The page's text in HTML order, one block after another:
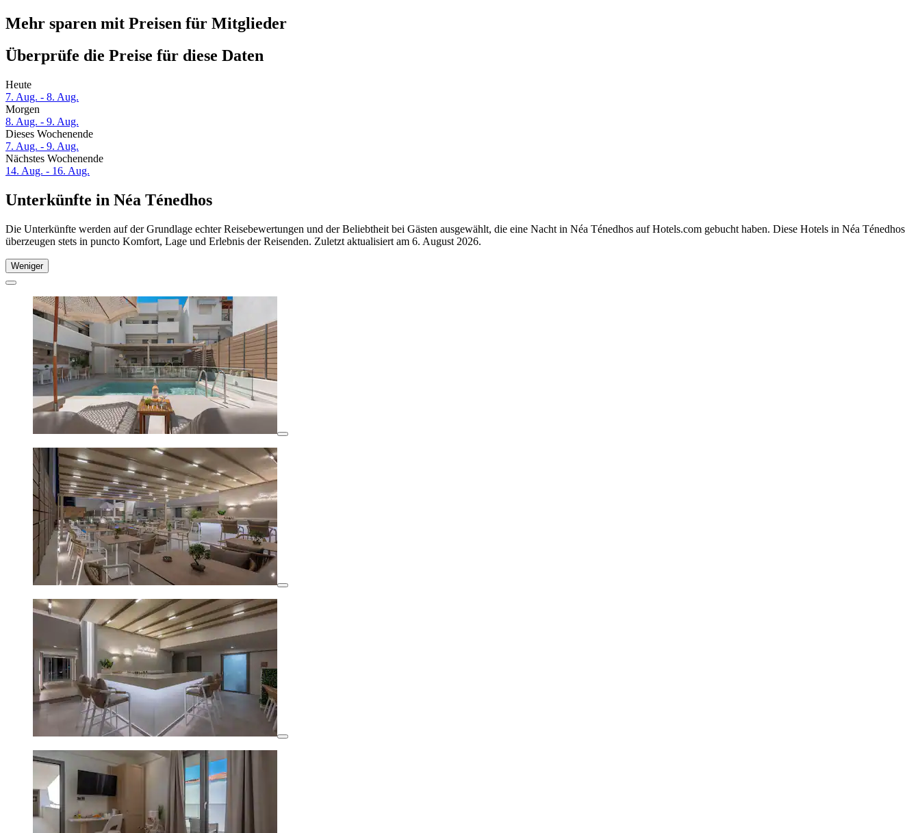
Mehr sparen mit Preisen für Mitglieder
Überprüfe die Preise für diese Daten
Heute
7. Aug. - 8. Aug.
Morgen
8. Aug. - 9. Aug.
Dieses Wochenende
7. Aug. - 9. Aug.
Nächstes Wochenende
14. Aug. - 16. Aug.
Unterkünfte in Néa Ténedhos
Die Unterkünfte werden auf der Grundlage echter Reisebewertungen und der Beliebtheit bei Gästen ausgewählt, die eine Nacht in Néa Ténedhos auf Hotels.com gebucht haben. Diese Hotels in Néa Ténedhos
überzeugen stets in puncto Komfort, Lage und Erlebnis der Reisenden. Zuletzt aktualisiert am 6. August 2026.
Weniger